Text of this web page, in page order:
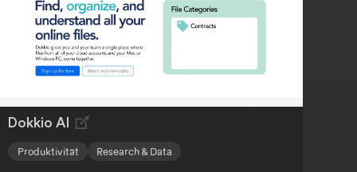
Dokkio AI
Produktivität Research & Data